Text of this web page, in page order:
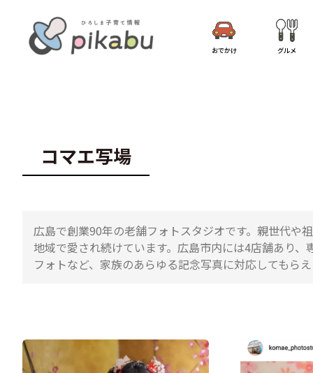
おでかけ グルメ
コマエ写場
広島で創業90年の老舗フォトスタジオです。親世代や
地域で愛され続けています。広島市内には4店舗あり
フォトなど、家族のあらゆる記念写真に対応してもらえ